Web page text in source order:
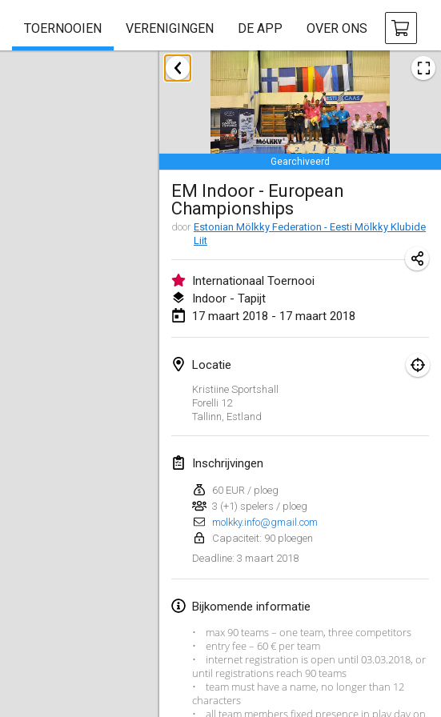
TOERNOOIEN VERENIGINGEN DE APP OVER ONS
Gearchiveerd
EM Indoor - European
Championships
door Estonian Mölkky Federation - Eesti Mölkky Klubide
Liit
Internationaal Toernooi
Indoor - Tapijt
17 maart 2018 - 17 maart 2018
Locatie
Kristiine Sportshall
Forelli 12
Tallinn Estland
Inschrijvingen
60 EUR / ploeg
3 (+1) spelers / ploeg
molkky.info@gmail.com
Capaciteit: 90 ploegen
Deadline: 3 maart 2018
Bijkomende informatie
• max 90 teams – one team, three competitors
• entry fee – 60 € per team
• internet registration is open until 03.03.2018, or
until registrations reach 90 teams
• team must have a name, no longer than 12
characters
• all team members fixed presence in play day on
januari 2018
Open des rois de Mölkky
21 jan. 2018|Frankrijk
Individuel du Garo
21 jan. 2018 |Frankrijk
Tournoi d'Hiver
27 jan. 2018
Lumi Mölkky
3 feb. 2018
Tournoi de la St Valentin
10 feb. 2018
Faschings-Mölkky
11 feb. 2018 Duitsland
Rakovnické mölkkování
24 feb. 2018| Finland
Tournoi de l'ASSER
24 feb. 2018|Frankrijk